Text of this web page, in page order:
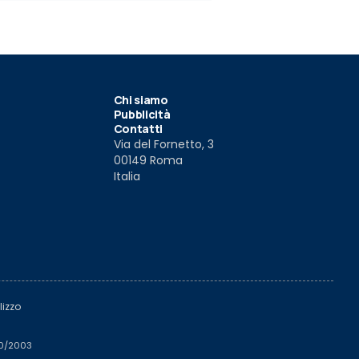
Chi siamo
Pubblicità
Contatti
Via del Fornetto, 3
00149 Roma
Italia
2003